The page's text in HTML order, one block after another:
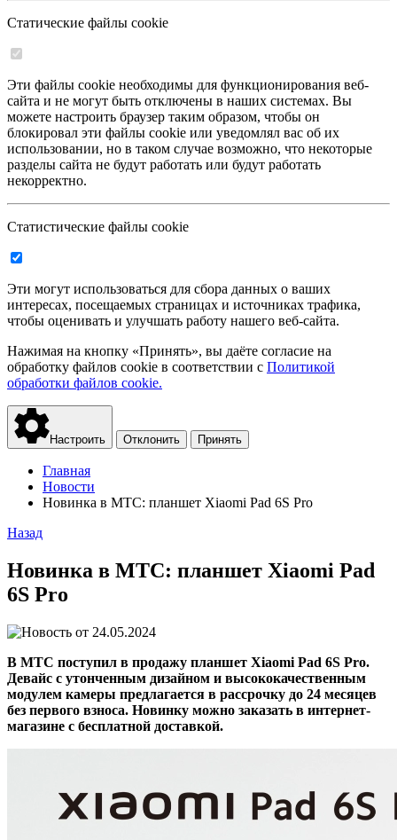
Статические файлы cookie
Эти файлы cookie необходимы для функционирования веб-
сайта и не могут быть отключены в наших системах. Вы
можете настроить браузер таким образом, чтобы он
блокировал эти файлы cookie или уведомлял вас об их
использовании, но в таком случае возможно, что некоторые
разделы сайта не будут работать или будут работать
некорректно.
Статистические файлы cookie
Эти могут использоваться для сбора данных о ваших
интересах, посещаемых страницах и источниках трафика,
чтобы оценивать и улучшать работу нашего веб-сайта.
Нажимая на кнопку «Принять», вы даёте согласие на
обработку файлов cookie в соответствии с Политикой
обработки файлов cookie.
Настроить Отклонить Принять
Главная
Новости
Новинка в МТС: планшет Xiaomi Pad 6S Pro
Назад
Новинка в МТС: планшет Xiaomi Pad
6S Pro
24.05.2024
В МТС поступил в продажу планшет Xiaomi Pad 6S Pro.
Девайс с утонченным дизайном и высококачественным
модулем камеры предлагается в рассрочку до 24 месяцев
без первого взноса. Новинку можно заказать в интернет-
магазине с бесплатной доставкой.